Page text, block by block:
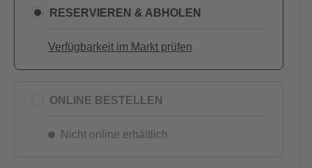
Ø: 13 mm
RESERVIEREN & ABHOLEN
Verfügbarkeit im Markt prüfen
ONLINE BESTELLEN
Nicht online erhältlich